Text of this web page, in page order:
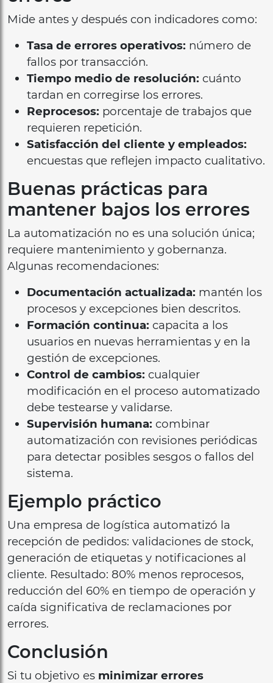
Mide antes y después con indicadores como:
Tasa de errores operativos: número de
fallos por transacción.
Tiempo medio de resolución: cuánto
tardan en corregirse los errores.
Reprocesos: porcentaje de trabajos que
requieren repetición.
Satisfacción del cliente y empleados:
encuestas que reflejen impacto cualitativo.
Buenas prácticas para
mantener bajos los errores
La automatización no es una solución única;
requiere mantenimiento y gobernanza.
Algunas recomendaciones:
Documentación actualizada: mantén los
procesos y excepciones bien descritos.
Formación continua: capacita a los
usuarios en nuevas herramientas y en la
gestión de excepciones.
Control de cambios: cualquier
modificación en el proceso automatizado
debe testearse y validarse.
Supervisión humana: combinar
automatización con revisiones periódicas
para detectar posibles sesgos o fallos del
sistema.
Ejemplo práctico
Una empresa de logística automatizó la
recepción de pedidos: validaciones de stock,
generación de etiquetas y notificaciones al
cliente. Resultado: 80% menos reprocesos,
reducción del 60% en tiempo de operación y
caída significativa de reclamaciones por
errores.
Conclusión
Si tu objetivo es minimizar errores